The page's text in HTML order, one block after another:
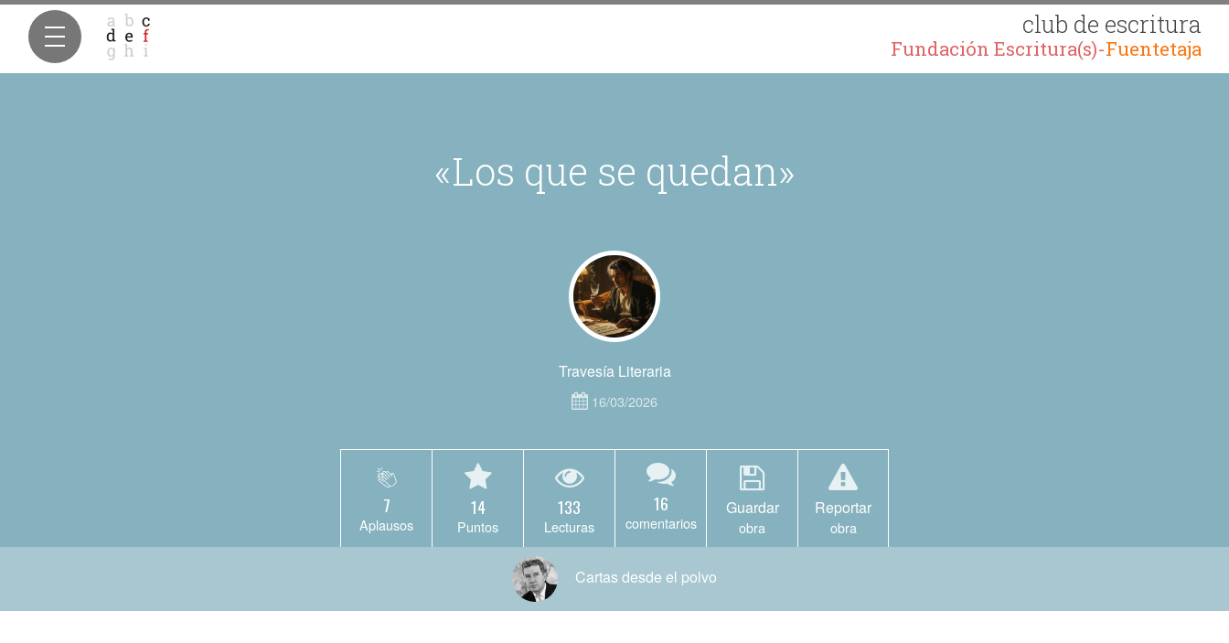
club de escritura
Fundación Escritura(s)-Fuentetaja
«Los que se quedan»
Travesía Literaria
16/03/2026
7
Aplausos
14
Puntos
133
Lecturas
16
comentarios
Guardar
obra
Reportar
obra
Cartas desde el polvo